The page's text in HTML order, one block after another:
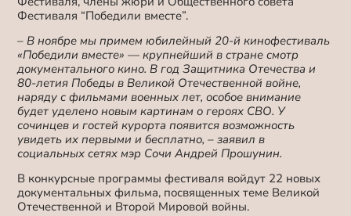
Фестиваля “Победили вместе”.
– В ноябре мы примем юбилейный 20-й кинофестиваль
«Победили вместе» — крупнейший в стране смотр
документального кино. В год Защитника Отечества и
80-летия Победы в Великой Отечественной войне,
наряду с фильмами военных лет, особое внимание
будет уделено новым картинам о героях СВО. У
сочинцев и гостей курорта появится возможность
увидеть их первыми и бесплатно, – заявил в
социальных сетях мэр Сочи Андрей Прошунин.
В конкурсные программы фестиваля войдут 22 новых
документальных фильма, посвященных теме Великой
Отечественной и Второй Мировой войны.